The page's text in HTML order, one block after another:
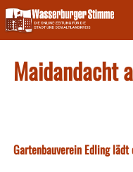
Skip
to
content
Maidandacht
Gartenbauverein Edling lädt